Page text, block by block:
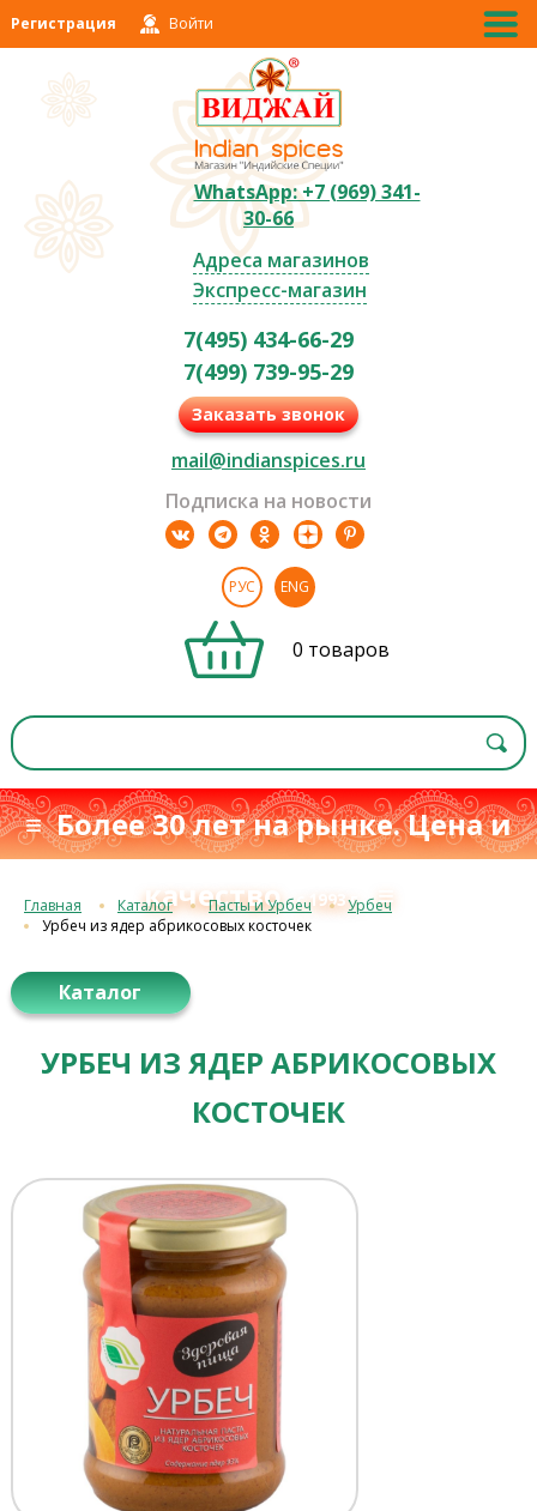
Регистрация Войти
WhatsApp: +7 (969) 341-
30-66
Адреса магазинов
Экспресс-магазин
7(495) 434-66-29
7(499) 739-95-29
Заказать звонок
mail@indianspices.ru
Подписка на новости
РУС ENG
0 товаров
≡ Более 30 лет на рынке. Цена и
качествос 1993 г.≡
Главная Каталог Пасты и Урбеч
Урбеч
Урбеч из ядер абрикосовых косточек
Каталог
УРБЕЧ ИЗ ЯДЕР АБРИКОСОВЫХ
КОСТОЧЕК